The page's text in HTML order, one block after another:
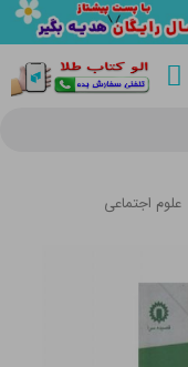
علوم اجتماعی